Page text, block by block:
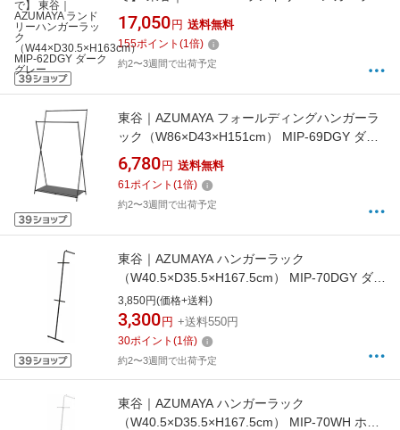
ク （W44×D30.5×H163cm） MIP-62DGY ダー
クグレー
17,050 円 送料無料
155ポイント (1倍)
約2〜3週間で出荷予定
東谷｜AZUMAYA フォールディングハンガーラ
ック（W86×D43×H151cm） MIP-69DGY ダー
クグレー
6,780 円 送料無料
61ポイント (1倍)
約2〜3週間で出荷予定
東谷｜AZUMAYA ハンガーラック
（W40.5×D35.5×H167.5cm） MIP-70DGY ダー
クグレー
3,850円(価格+送料)
3,300 円 +送料550円
30ポイント (1倍)
約2〜3週間で出荷予定
東谷｜AZUMAYA ハンガーラック
（W40.5×D35.5×H167.5cm） MIP-70WH ホワ